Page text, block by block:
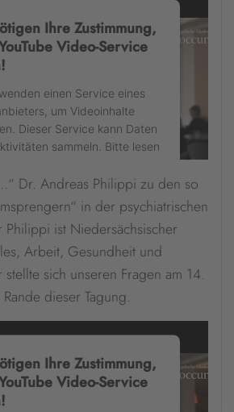
Ihre Zustimmung,
Video-Service
einen Service eines
um Videoinhalte
Dieser Service kann Daten
sammeln. Bitte lesen
des Service zu, um dieses
Video anzusehen.
Mehr Informationen
Dr. Andreas Philippi zu den so
in der psychiatrischen
ist Niedersächsischer
Arbeit, Gesundheit und
sich unseren Fragen am 14.
dieser Tagung.
Ihre Zustimmung,
Video-Service